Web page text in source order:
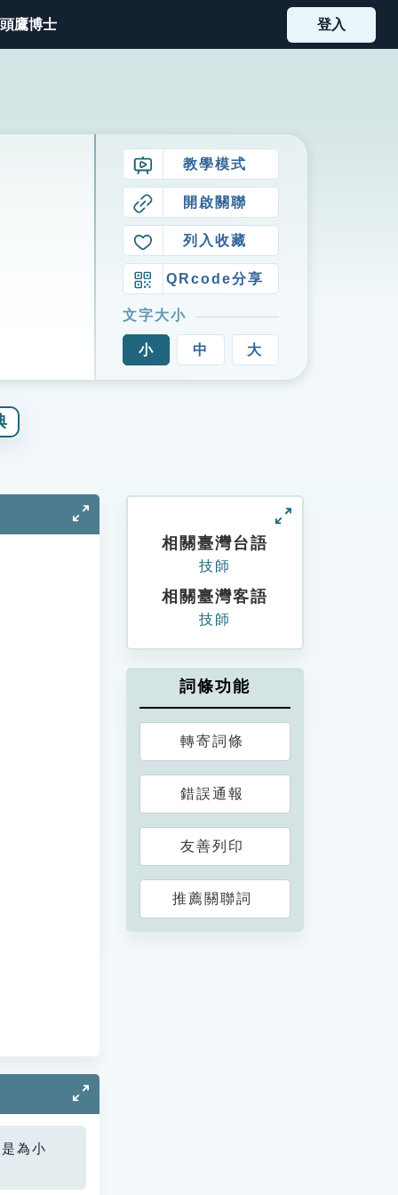
鷹博士 登入
教學模式
開啟關聯
列入收藏
QRcode分享
文字大小
小 中 大
為小
相關臺灣台語
技師
相關臺灣客語
技師
詞條功能
轉寄詞條
錯誤通報
友善列印
推薦關聯詞